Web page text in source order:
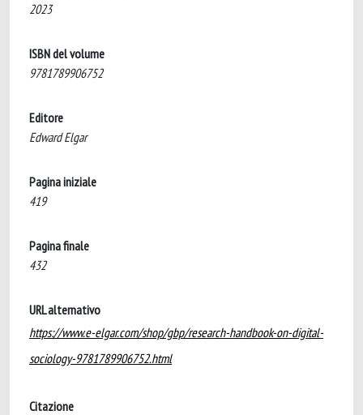
2023
ISBN del volume
9781789906752
Editore
Edward Elgar
Pagina iniziale
419
Pagina finale
432
URL alternativo
https://www.e-elgar.com/shop/gbp/research-handbook-on-digital-
sociology-9781789906752.html
Citazione